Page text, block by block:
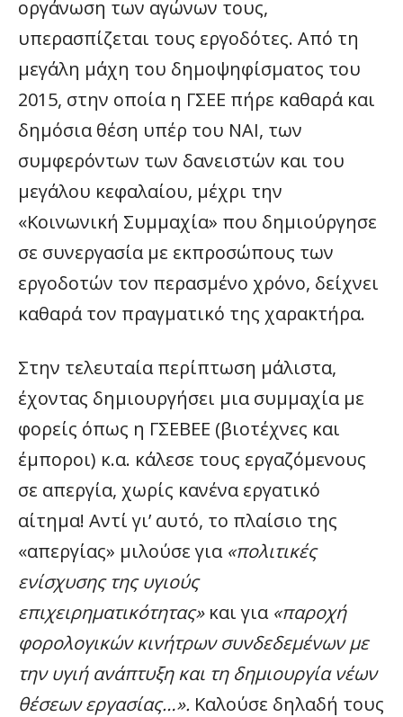
οργάνωση των αγώνων τους,
υπερασπίζεται τους εργοδότες. Από τη
μεγάλη μάχη του δημοψηφίσματος του
2015, στην οποία η ΓΣΕΕ πήρε καθαρά και
δημόσια θέση υπέρ του ΝΑΙ, των
συμφερόντων των δανειστών και του
μεγάλου κεφαλαίου, μέχρι την
«Κοινωνική Συμμαχία» που δημιούργησε
σε συνεργασία με εκπροσώπους των
εργοδοτών τον περασμένο χρόνο, δείχνει
καθαρά τον πραγματικό της χαρακτήρα.
Στην τελευταία περίπτωση μάλιστα,
έχοντας δημιουργήσει μια συμμαχία με
φορείς όπως η ΓΣΕΒΕΕ (βιοτέχνες και
έμποροι) κ.α. κάλεσε τους εργαζόμενους
σε απεργία, χωρίς κανένα εργατικό
αίτημα! Αντί γι’ αυτό, το πλαίσιο της
«απεργίας» μιλούσε για «πολιτικές
ενίσχυσης της υγιούς
επιχειρηματικότητας» και για«παροχή
φορολογικών κινήτρων συνδεδεμένων με
την υγιή ανάπτυξη και τη δημιουργία νέων
θέσεων εργασίας…». Καλούσε δηλαδή τους